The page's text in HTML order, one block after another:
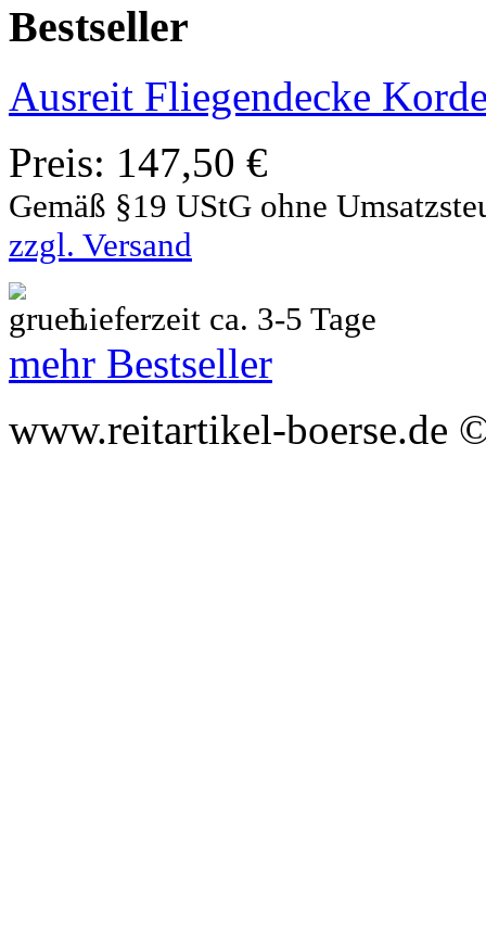
Bestseller
Ausreit Fliegendecke
Preis: 147,50 €
Gemäß §19 UStG ohne
zzgl. Versand
Lieferzeit ca. 3-5 Tage
mehr Bestseller
www.reitartikel-boerse.de